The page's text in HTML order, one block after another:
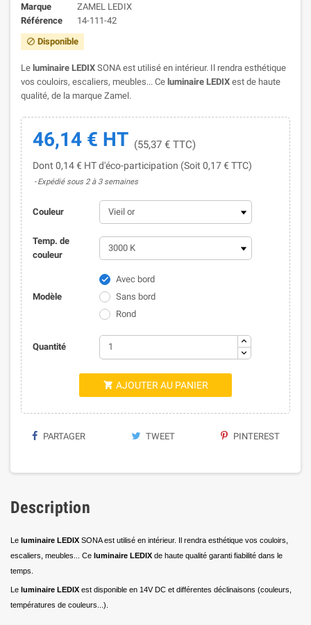
Marque
ZAMEL LEDIX
Référence
14-111-42
 Disponible
Le luminaire LEDIX SONA est utilisé en intérieur. Il rendra esthétique
vos couloirs, escaliers, meubles... Ce luminaire LEDIX est de haute
qualité, de la marque Zamel.
46,14 € HT (55,37 € TTC)
Dont 0,14 € HT d'éco-participation (Soit 0,17 € TTC)
Expédié sous 2 à 3 semaines
Couleur
Temp. de
couleur
Modèle

Avec bord
Sans bord
Rond
Quantité
 AJOUTER AU PANIER
PARTAGER TWEET PINTEREST
Description
Le luminaire LEDIX SONA est utilisé en intérieur. Il rendra esthétique vos couloirs,
escaliers, meubles... Ce luminaire LEDIX de haute qualité garanti fiabilité dans le
temps.
Le luminaire LEDIX est disponible en 14V DC et différentes déclinaisons (couleurs,
températures de couleurs...).